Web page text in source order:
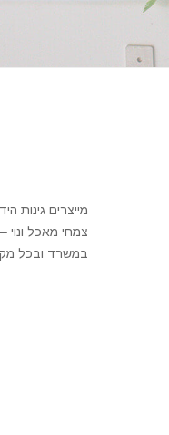
מייצרים גינות
צמחי מאכל
במשרד ובכל